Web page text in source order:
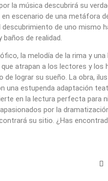
la música descubrirá su
escenario de una metáfora
descubrimiento de uno mismo
baños de realidad.
la melodía de la rima y
atrapan a los lectores y
de lograr su sueño. La obra,
una estupenda adaptación
en la lectura perfecta para
por la
su sitio. ¿Has